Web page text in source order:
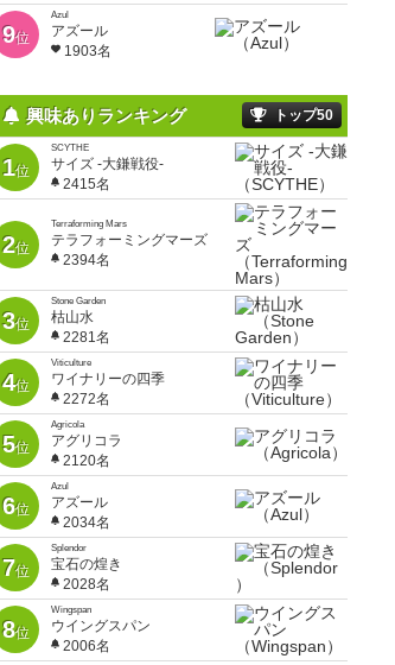
9位
Azul
アズール
1903名
興味ありランキング トップ50
1位
SCYTHE
サイズ -大鎌戦役-
2415名
2位
Terraforming Mars
テラフォーミングマーズ
2394名
3位
Stone Garden
枯山水
2281名
4位
Viticulture
ワイナリーの四季
2272名
5位
Agricola
アグリコラ
2120名
6位
Azul
アズール
2034名
7位
Splendor
宝石の煌き
2028名
8位
Wingspan
ウイングスパン
2006名